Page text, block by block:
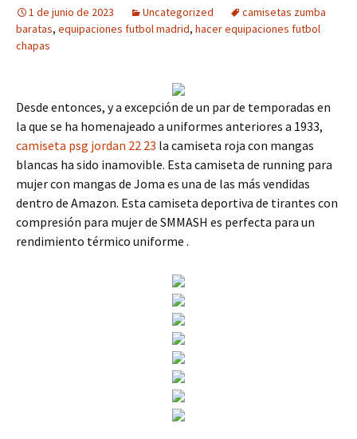
1 de junio de 2023 Uncategorized
camisetas zumba
baratas, equipaciones futbol madrid, hacer equipaciones futbol
chapas
Desde entonces, y a excepción de un par de temporadas en
la que se ha homenajeado a uniformes anteriores a 1933,
camiseta psg jordan 22 23 la camiseta roja con mangas
blancas ha sido inamovible. Esta camiseta de running para
mujer con mangas de Joma es una de las más vendidas
dentro de Amazon. Esta camiseta deportiva de tirantes con
compresión para mujer de SMMASH es perfecta para un
rendimiento térmico uniforme .